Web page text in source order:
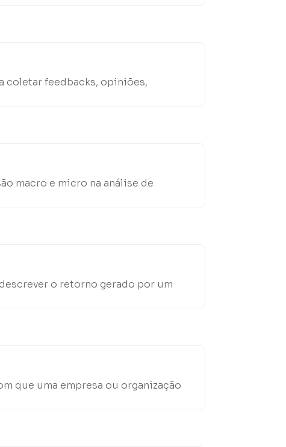
coletar feedbacks, opiniões,
macro e micro na análise de
o retorno gerado por um
que uma empresa ou organização